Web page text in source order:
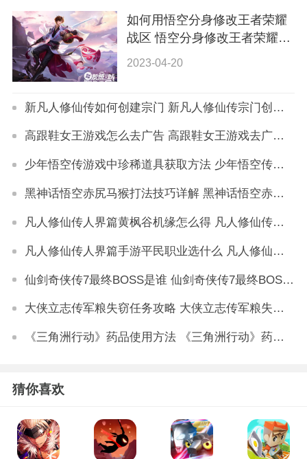
如何用悟空分身修改王者荣耀
战区 悟空分身修改王者荣耀战
区教程
2023-04-20
新凡人修仙传如何创建宗门 新凡人修仙传宗门创建步骤
高跟鞋女王游戏怎么去广告 高跟鞋女王游戏去广告方法
少年悟空传游戏中珍稀道具获取方法 少年悟空传游戏珍稀道具如何获取
黑神话悟空赤尻马猴打法技巧详解 黑神话悟空赤尻马猴怎么打
凡人修仙传人界篇黄枫谷机缘怎么得 凡人修仙传人界篇黄枫谷机缘攻略
凡人修仙传人界篇手游平民职业选什么 凡人修仙传人界篇手游平民职业选择推荐
仙剑奇侠传7最终BOSS是谁 仙剑奇侠传7最终BOSS怎么打
大侠立志传军粮失窃任务攻略 大侠立志传军粮失窃任务如何做
《三角洲行动》药品使用方法 《三角洲行动》药品如何使用
猜你喜欢